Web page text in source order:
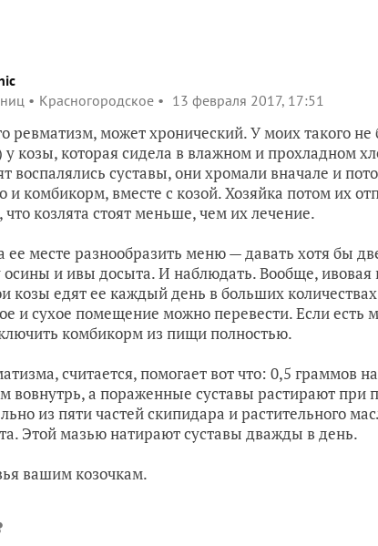
Красногородское 13 февраля 2017, 17:51
ревматизм, может хронический. У моих такого
у козы, которая сидела в влажном и прохладном
воспалялись суставы, они хромали вначале и
и комбикорм, вместе с козой. Хозяйка потом их
козлята стоят меньше, чем их лечение.
ее месте разнообразить меню — давать хотя бы
осины и ивы досыта. И наблюдать. Вообще, ивовая
козы едят ее каждый день в больших
и сухое помещение можно перевести. Если есть
комбикорм из пищи полностью.
считается, помогает вот что: 0,5 граммов
вовнутрь, а пораженные суставы растирают при
из пяти частей скипидара и растительного
Этой мазью натирают суставы дважды в день.
вашим козочкам.